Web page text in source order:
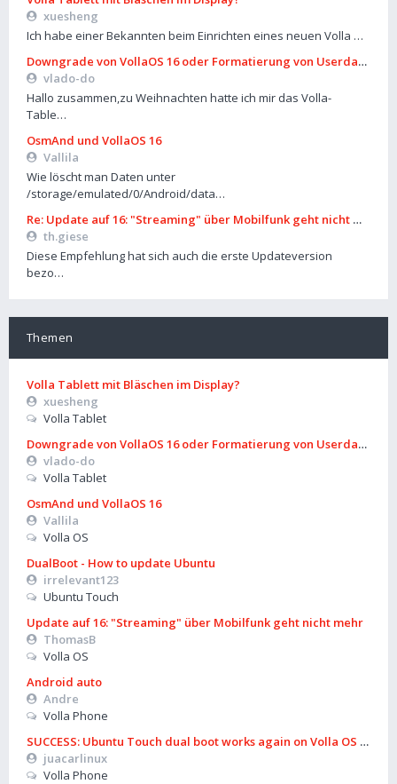
xuesheng
Ich habe einer Bekannten beim Einrichten eines neuen Volla …
Downgrade von VollaOS 16 oder Formatierung von Userdata
vlado-do
Hallo zusammen,zu Weihnachten hatte ich mir das Volla-
Table…
OsmAnd und VollaOS 16
Vallila
Wie löscht man Daten unter
/storage/emulated/0/Android/data…
Re: Update auf 16: "Streaming" über Mobilfunk geht nicht mehr
th.giese
Diese Empfehlung hat sich auch die erste Updateversion
bezo…
Themen
Volla Tablett mit Bläschen im Display?
xuesheng
Volla Tablet
Downgrade von VollaOS 16 oder Formatierung von Userdata
vlado-do
Volla Tablet
OsmAnd und VollaOS 16
Vallila
Volla OS
DualBoot - How to update Ubuntu
irrelevant123
Ubuntu Touch
Update auf 16: "Streaming" über Mobilfunk geht nicht mehr
ThomasB
Volla OS
Android auto
Andre
Volla Phone
SUCCESS: Ubuntu Touch dual boot works again on Volla OS 16
juacarlinux
Volla Phone